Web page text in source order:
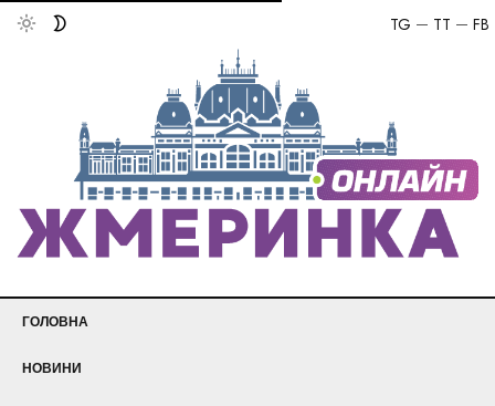
FB
TT
TG
ГОЛОВНА
НОВИНИ